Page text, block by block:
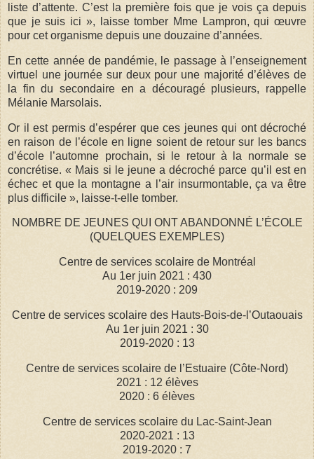
liste d’attente. C’est la première fois que je vois ça depuis
que je suis ici », laisse tomber Mme Lampron, qui œuvre
pour cet organisme depuis une douzaine d’années.
En cette année de pandémie, le passage à l’enseignement
virtuel une journée sur deux pour une majorité d’élèves de
la fin du secondaire en a découragé plusieurs, rappelle
Mélanie Marsolais.
Or il est permis d’espérer que ces jeunes qui ont décroché
en raison de l’école en ligne soient de retour sur les bancs
d’école l’automne prochain, si le retour à la normale se
concrétise. « Mais si le jeune a décroché parce qu’il est en
échec et que la montagne a l’air insurmontable, ça va être
plus difficile », laisse-t-elle tomber.
NOMBRE DE JEUNES QUI ONT ABANDONNÉ L’ÉCOLE
(QUELQUES EXEMPLES)
Centre de services scolaire de Montréal
Au 1er juin 2021 : 430
2019-2020 : 209
Centre de services scolaire des Hauts-Bois-de-l’Outaouais
Au 1er juin 2021 : 30
2019-2020 : 13
Centre de services scolaire de l’Estuaire (Côte-Nord)
2021 : 12 élèves
2020 : 6 élèves
Centre de services scolaire du Lac-Saint-Jean
2020-2021 : 13
2019-2020 : 7